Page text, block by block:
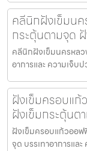
คลีนิกฝังเข็มนค
กระตุ้นตามจุด
คลีนิกฝังเข็มนครหลว
อาการและ ความเจ็บ
ฝังเข็มครอบแก้
ฝังเข็มกระตุ้นต
ฝังเข็มครอบแก้วออฟ
จุด บรรเทาอาการแล